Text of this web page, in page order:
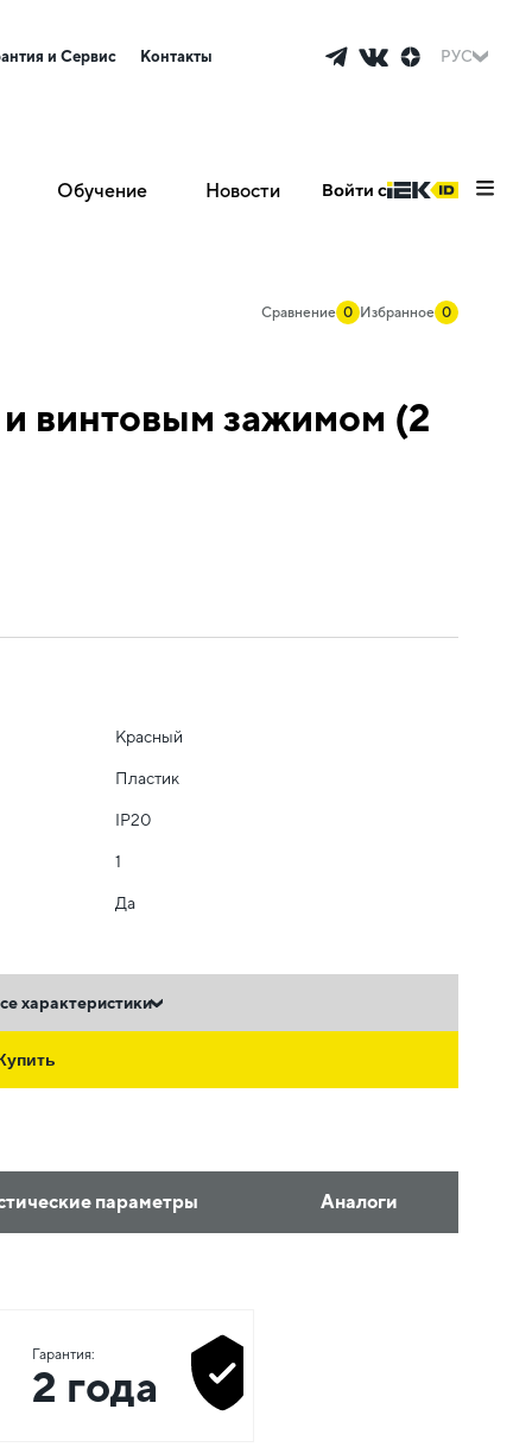
и Сервис Контакты РУС
Обучение Новости Войти с
Сравнение 0 Избранное 0
винтовым зажимом (2
Красный
Пластик
IP20
1
Да
характеристики
параметры Аналоги
Гарантия:
2 года